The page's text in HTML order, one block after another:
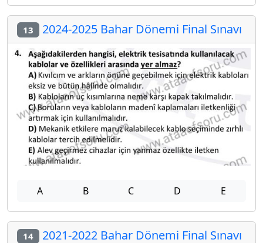
13 2024-2025 Bahar Dönemi Final Sınavı
A B C D E
14 2021-2022 Bahar Dönemi Final Sınavı